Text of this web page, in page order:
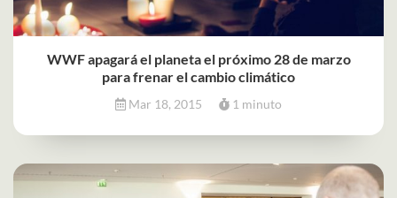
WWF apagará el planeta el próximo 28 de marzo
para frenar el cambio climático
Mar 18, 2015 1 minuto